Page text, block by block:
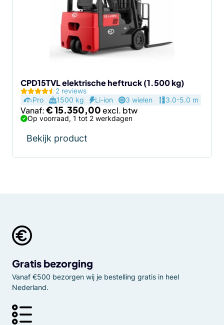
CPD15TVL elektrische heftruck (1.500 kg)
2 reviews
Pro
1500 kg Li-ion 3 wielen 3.0-5.0 m
Vanaf:€15.350,00
Op voorraad, 1 tot 2 werkdagen
Bekijk product
de
productpagina
Gratis bezorging
Vanaf €500 bezorgen wij je bestelling gratis in heel
Nederland.